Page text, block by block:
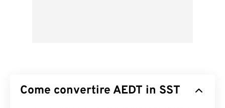
Come convertire AEDT in SST